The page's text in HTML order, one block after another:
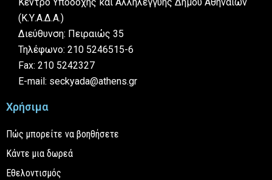
(Κ.Υ.Α.Δ.Α.)
Διεύθυνση: Πειραιώς 35
Τηλέφωνο: 210 5246515-6
Fax: 210 5242327
E-mail: seckyada@athens.gr
Χρήσιμα
Πώς μπορείτε να βοηθήσετε
Κάντε μια δωρεά
Εθελοντισμός